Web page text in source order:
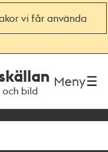
vi får använda
bild
Meny